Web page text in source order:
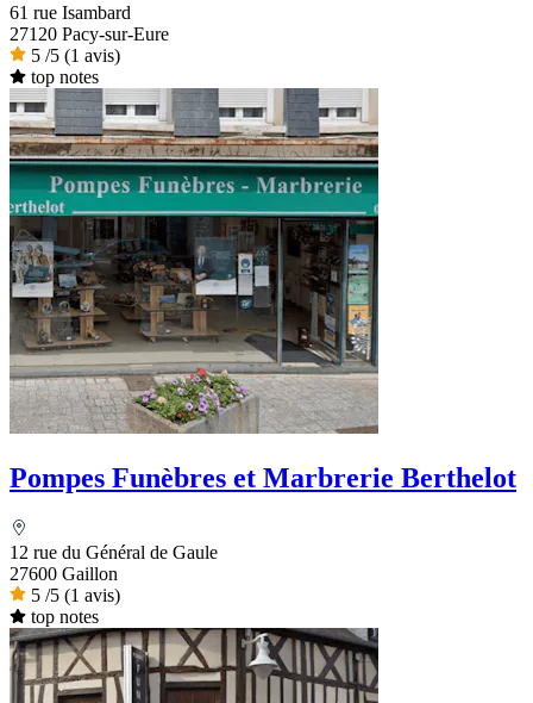
61 rue Isambard
27120 Pacy-sur-Eure
5 /5 (1 avis)
top notes
Pompes Funèbres et Marbrerie Berthelot
12 rue du Général de Gaule
27600 Gaillon
5 /5 (1 avis)
top notes